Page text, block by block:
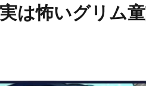
は怖いグリム